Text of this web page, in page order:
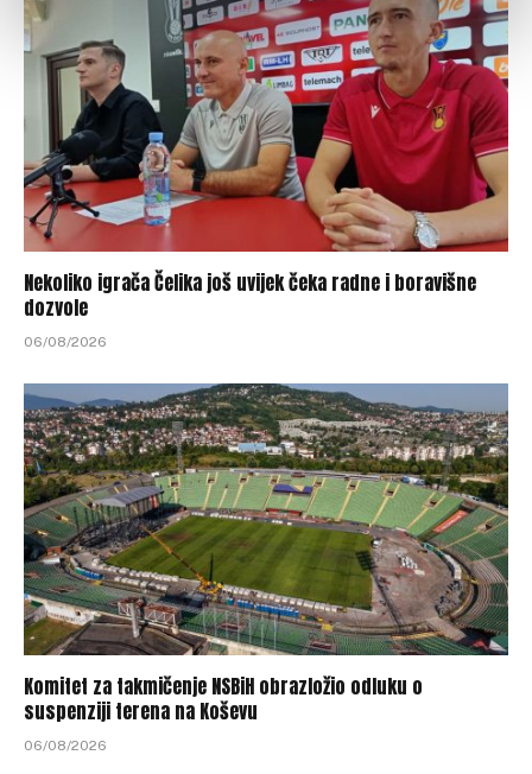
Nekoliko igrača Čelika još uvijek čeka radne i boravišne
dozvole
06/08/2026
Komitet za takmičenje NSBiH obrazložio odluku o
suspenziji terena na Koševu
06/08/2026